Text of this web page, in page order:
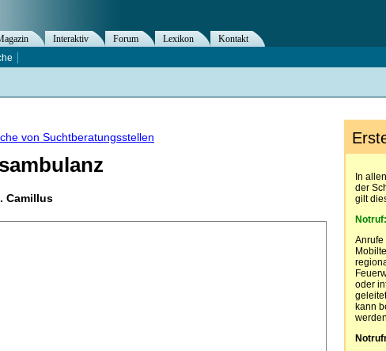
von Suchtberatungsstellen
Camillus
Interaktiv Forum Lexikon
Kontakt
In
der
gilt
Anrufe
oder
kann